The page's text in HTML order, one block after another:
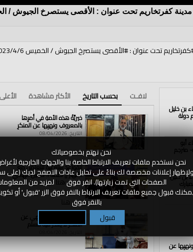
نحن نهتم بخصوصياتك
نحن نستخدم ملفات تعريف الارتباط الخاصة بنا والجهات الخارجية
ولإظهار إعلانات مخصصة لك بناءً على تحليل عادات التصفح لديك (على
الصفحات التي تمت زيارتها). انقر فوق لمزيد من
قبول جميع ملفات تعريف الارتباط بالنقر فوق الزر 'قبول' أو
بالنقر فوق
قبول
كفرتخاريم تحت عنوان : الأقصى يستصرخ الجيوش /
تحت عنوان : #الأقصى يستصرخ الجيوش / الخميس 2023/4/6م
https://
https://
بن خليل
الــ102 لهدم دولة
بن خليل
عن
لافـت بحسب التاريخ الأكثر مشاهدة
خيريَّةُ هذه الأمةِ في أمرِها
بالمعروفِ ونهيِها عن المنكرِ
التاريخ: 08/04/2026
القواعد الشرعية للتعامل مع
الأنهار || كلمة أ. حسين الهادي
التاريخ: 08/04/2026
المنكر لا يعذر فيه مسلم